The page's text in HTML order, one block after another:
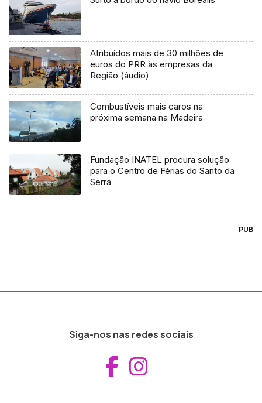
Atribuídos mais de 30 milhões de
euros do PRR às empresas da
Região (áudio)
Combustíveis mais caros na
próxima semana na Madeira
Fundação INATEL procura solução
para o Centro de Férias do Santo da
Serra
PUB
Siga-nos nas redes sociais
Aceder ao